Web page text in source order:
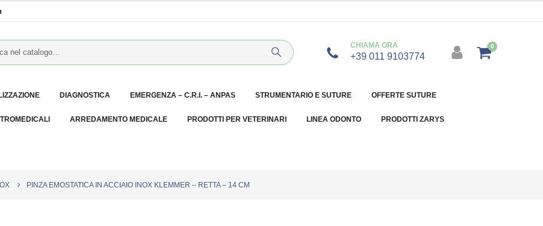
CHIAMA ORA
+39 011 9103774
0
DIAGNOSTICA EMERGENZA – C.R.I. – ANPAS STRUMENTARIO E SUTURE OFFERTE SUTURE
ARREDAMENTO MEDICALE PRODOTTI PER VETERINARI LINEA ODONTO PRODOTTI ZARYS
PINZA EMOSTATICA IN ACCIAIO INOX KLEMMER – RETTA – 14 CM